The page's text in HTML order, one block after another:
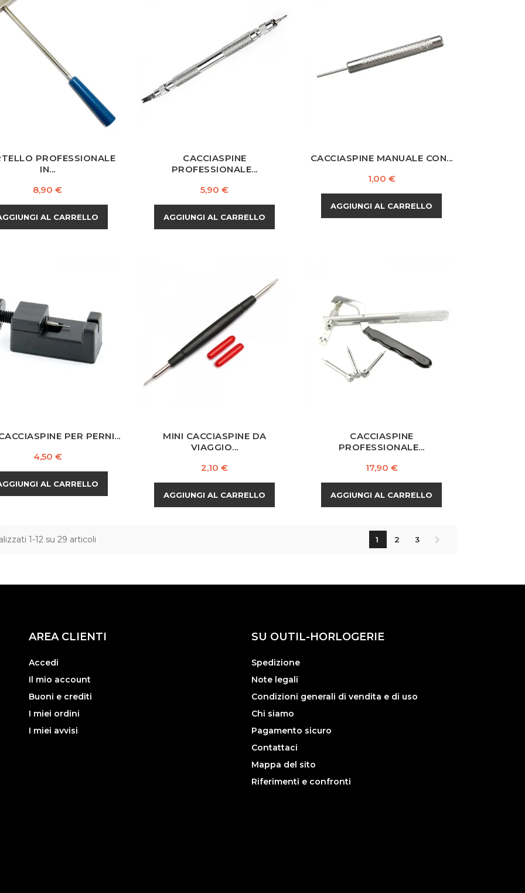
PROFESSIONALE
IN...
Prezzo
8,90 €
AL CARRELLO
CACCIASPINE
PROFESSIONALE...
Prezzo
5,90 €
AGGIUNGI AL CARRELLO
CACCIASPINE MANUALE CON...
Prezzo
1,00 €
AGGIUNGI AL CARRELLO
PER PERNI...
Prezzo
4,50 €
AL CARRELLO
MINI CACCIASPINE DA
VIAGGIO...
Prezzo
2,10 €
AGGIUNGI AL CARRELLO
CACCIASPINE
PROFESSIONALE...
Prezzo
17,90 €
AGGIUNGI AL CARRELLO
1-12 su 29 articoli 1 2 3
AREA CLIENTI
Accedi
Il mio account
Buoni e crediti
I miei ordini
I miei avvisi
SU OUTIL-HORLOGERIE
Spedizione
Note legali
Condizioni generali di vendita e di uso
Chi siamo
Pagamento sicuro
Contattaci
Mappa del sito
Riferimenti e confronti